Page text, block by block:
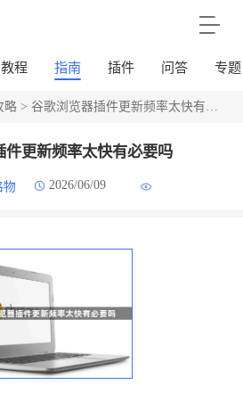
教程 指南 插件 问答 专题
略> 谷歌浏览器插件更新频率太快有必要吗
件更新频率太快有必要吗
物 2026/06/09